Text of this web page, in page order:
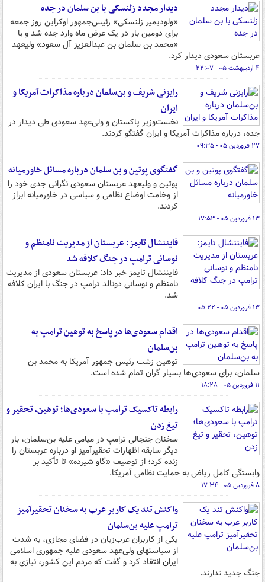
دیدار مجدد زلنسکی با بن سلمان در جده
«ولودیمیر زلنسکی» رئیس‌جمهور اوکراین روز جمعه
برای دومین بار در یک عرض ماه وارد جده شد و با
«محمد بن سلمان بن عبدالعزیز آل سعود» ولیعهد
عربستان سعودی دیدار کرد.
۴ اردیبهشت ۰۵ - ۲۲:۰۷
رایزنی شریف و بن‌سلمان درباره مذاکرات آمریکا و
ایران
نخست‌وزیر پاکستان و ولی‌عهد سعودی طی دیدار در
جده، درباره مذاکرات آمریکا و ایران گفتگو کردند.
۲۷ فروردین ۰۵ - ۰۹:۳۵
گفتگوی پوتین و بن سلمان درباره مسائل خاورمیانه
پوتین و ولیعهد عربستان سعودی نگرانی جدی خود را
از وخامت اوضاع نظامی و سیاسی در خاورمیانه ابراز
کردند.
۱۳ فروردین ۰۵ - ۱۷:۵۳
فایننشال تایمز: عربستان از مدیریت نامنظم و
نوسانی ترامپ در جنگ کلافه شد
فایننشال تایمز خبر داد: عربستان سعودی از مدیریت
نامنظم و نوسانی دونالد ترامپ در جنگ با ایران کلافه
شد.
۱۳ فروردین ۰۵ - ۰۵:۲۲
اقدام سعودی‌ها در پاسخ به توهین ترامپ به
بن‌سلمان
توهین زشت رئیس جمهور آمریکا به محمد بن
سلمان،‌ برای سعودی‌ها بسیار گران تمام شده است.
۱۱ فروردین ۰۵ - ۱۸:۲۸
رابطه تاکسیک ترامپ با سعودی‌ها؛ توهین، تحقیر و
تیغ زدن
سخنان جنجالی ترامپ در میامی علیه بن‌سلمان، بار
دیگر سابقه اظهارات تحقیرآمیز او درباره عربستان را
زنده کرد؛ از توصیف «گاو شیرده» تا تأکید بر
وابستگی کامل ریاض به حمایت نظامی آمریکا.
۸ فروردین ۰۵ - ۱۷:۳۴
واکنش تند یک کاربر عرب به سخنان تحقیرآمیز
ترامپ علیه بن‌سلمان
یکی از کاربران عرب‌زبان در فضای مجازی، به شدت
از سیاستهای ولی‌عهد سعودی علیه جمهوری اسلامی
ایران انتقاد کرد و گفت که مردم این کشور، نیازی به
جنگ جدید ندارند.